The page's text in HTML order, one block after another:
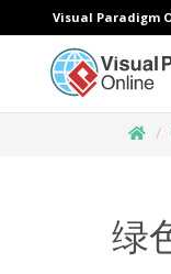
Visual Paradigm
绿